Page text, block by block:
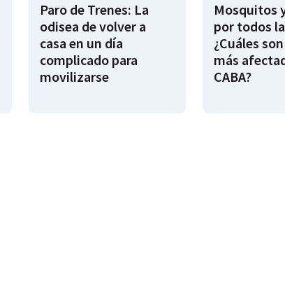
Paro de Trenes: La
odisea de volver a
casa en un día
complicado para
movilizarse
Mosquitos
por todos
¿Cuáles
más
CABA?